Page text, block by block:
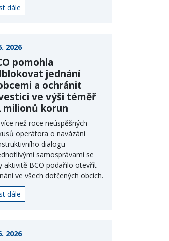
dále
2026
pomohla
jednání
a ochránit
ve výši téměř
milionů korun
než roce neúspěšných
operátora o navázání
dialogu
samosprávami se
aktivitě BCO podařilo otevřít
ve všech dotčených obcích.
dále
2026